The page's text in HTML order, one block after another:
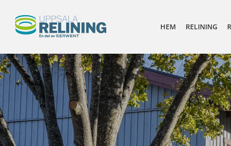
HEM RELINING